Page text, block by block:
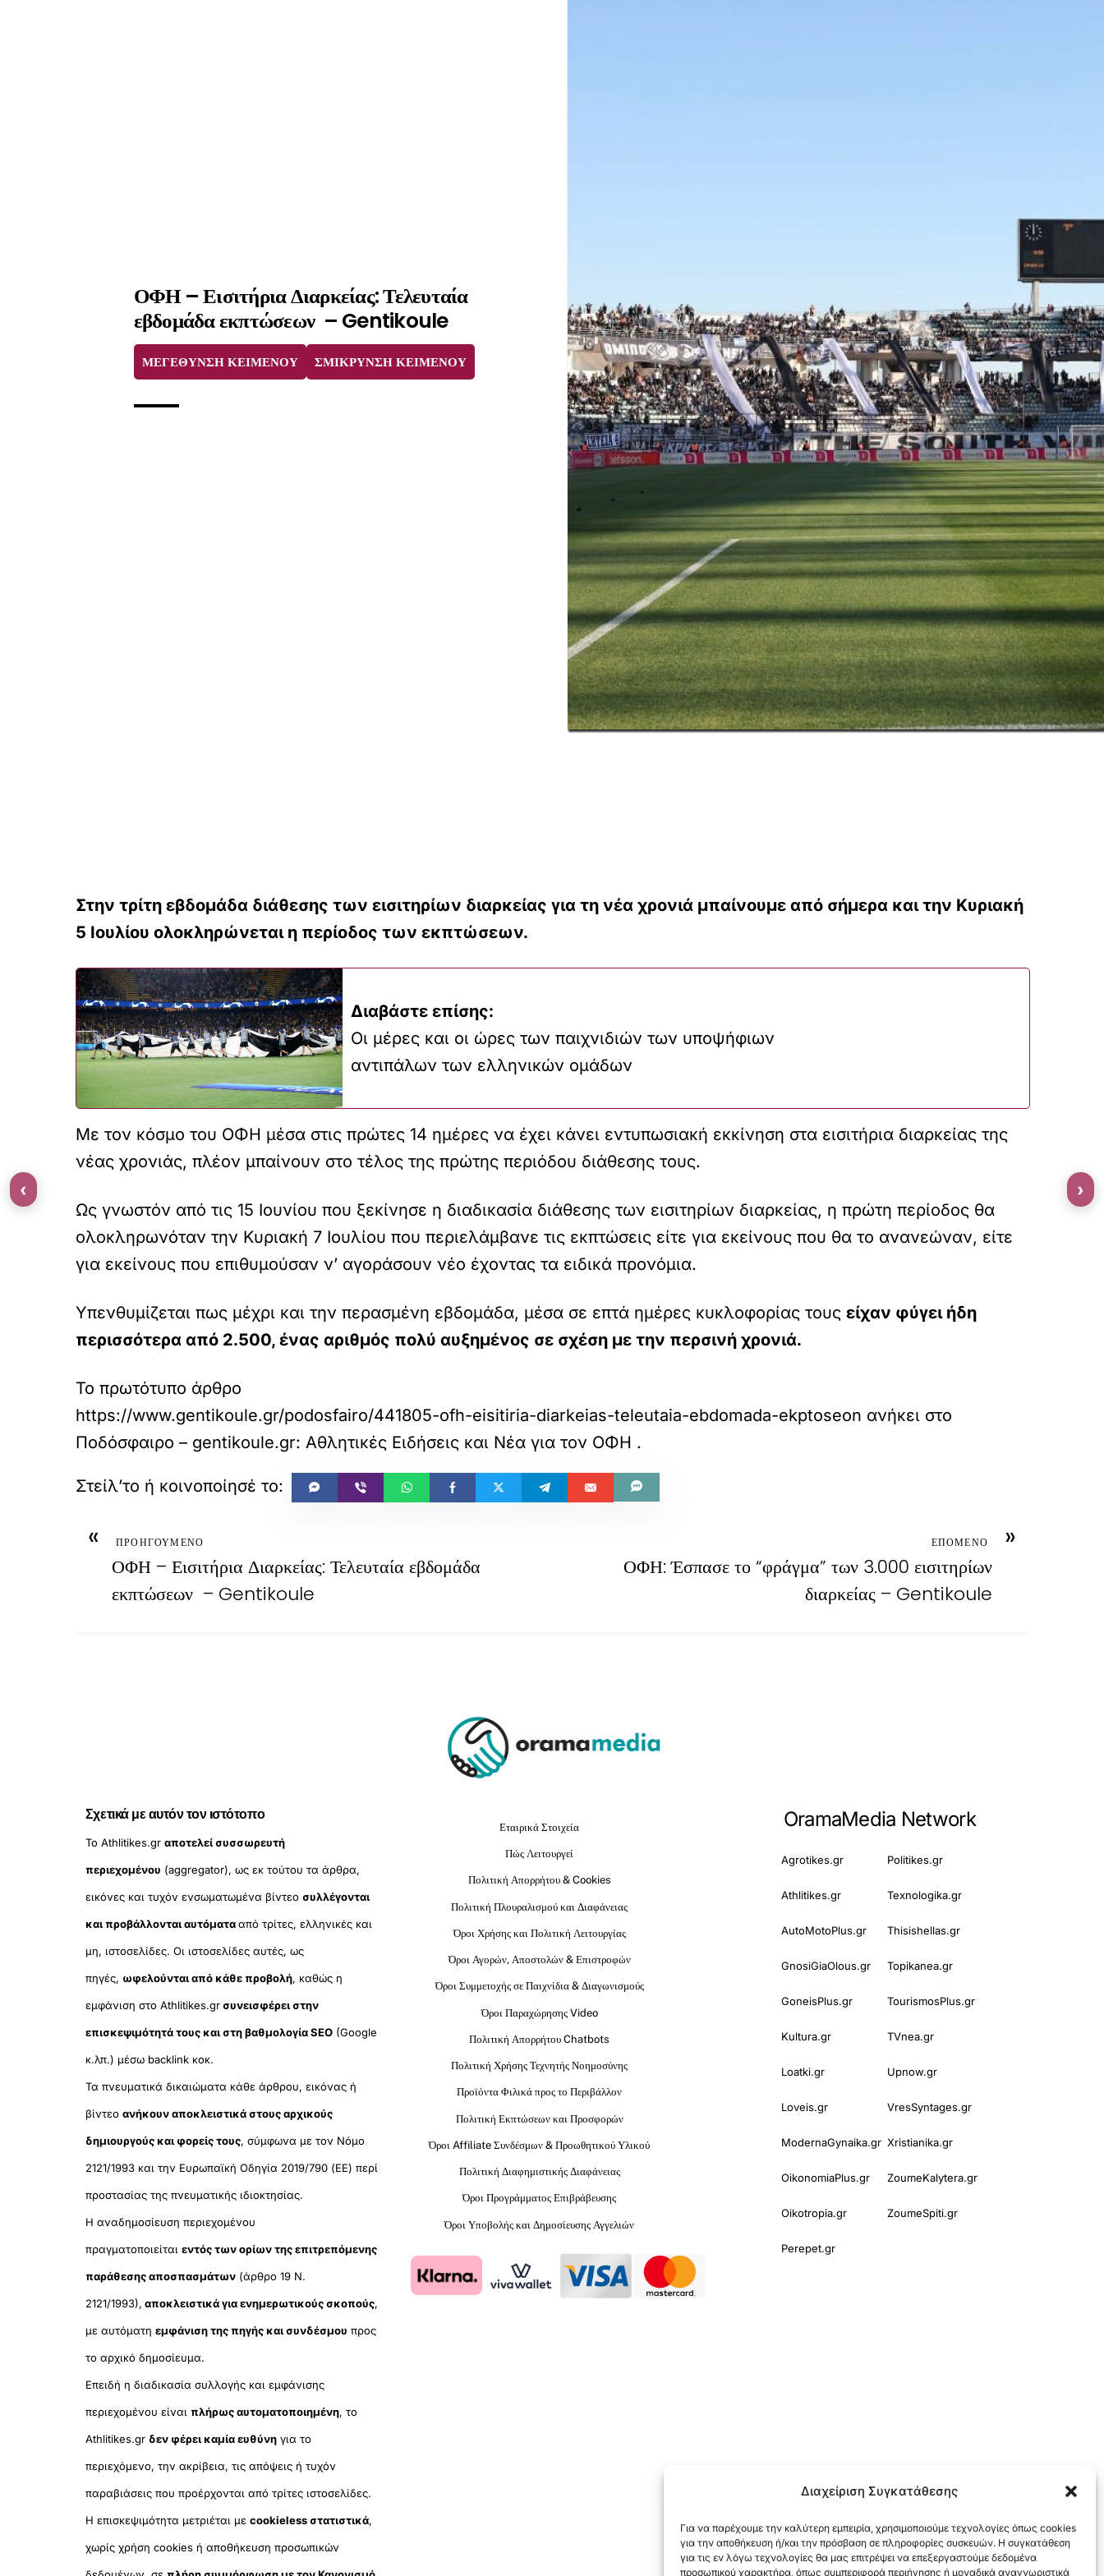
Διαχείριση Συγκατάθεσης
Για να παρέχουμε την καλύτερη εμπειρία, χρησιμοποιούμε τεχνολογίες όπως cookies
για την αποθήκευση ή/και την πρόσβαση σε πληροφορίες συσκευών. Η συγκατάθεση
για τις εν λόγω τεχνολογίες θα μας επιτρέψει να επεξεργαστούμε δεδομένα
προσωπικού χαρακτήρα, όπως συμπεριφορά περιήγησης ή μοναδικά αναγνωριστικά
ΟΦΗ – Εισιτήρια Διαρκείας: Τελευταία
εβδομάδα εκπτώσεων – Gentikoule
ΜΕΓΕΘΥΝΣΗ ΚΕΙΜΕΝΟΥ ΣΜΙΚΡΥΝΣΗ ΚΕΙΜΕΝΟΥ
Στην τρίτη εβδομάδα διάθεσης των εισιτηρίων διαρκείας για τη νέα χρονιά μπαίνουμε από σήμερα και την Κυριακή
5 Ιουλίου ολοκληρώνεται η περίοδος των εκπτώσεων.
Διαβάστε επίσης:
Οι μέρες και οι ώρες των παιχνιδιών των υποψήφιων
αντιπάλων των ελληνικών ομάδων
Με τον κόσμο του ΟΦΗ μέσα στις πρώτες 14 ημέρες να έχει κάνει εντυπωσιακή εκκίνηση στα εισιτήρια διαρκείας της
νέας χρονιάς, πλέον μπαίνουν στο τέλος της πρώτης περιόδου διάθεσης τους.
Ως γνωστόν από τις 15 Ιουνίου που ξεκίνησε η διαδικασία διάθεσης των εισιτηρίων διαρκείας, η πρώτη περίοδος θα
ολοκληρωνόταν την Κυριακή 7 Ιουλίου που περιελάμβανε τις εκπτώσεις είτε για εκείνους που θα το ανανεώναν, είτε
για εκείνους που επιθυμούσαν ν’ αγοράσουν νέο έχοντας τα ειδικά προνόμια.
Υπενθυμίζεται πως μέχρι και την περασμένη εβδομάδα, μέσα σε επτά ημέρες κυκλοφορίας τους είχαν φύγει ήδη
περισσότερα από 2.500, ένας αριθμός πολύ αυξημένος σε σχέση με την περσινή χρονιά.
Το πρωτότυπο άρθρο
https://www.gentikoule.gr/podosfairo/441805-ofh-eisitiria-diarkeias-teleutaia-ebdomada-ekptoseon ανήκει στο
Ποδόσφαιρο – gentikoule.gr: Αθλητικές Ειδήσεις και Νέα για τον ΟΦΗ .
« ΠΡΟΗΓΟΥΜΕΝΟ
ΟΦΗ – Εισιτήρια Διαρκείας: Τελευταία εβδομάδα
εκπτώσεων – Gentikoule
»
ΕΠΟΜΕΝΟ
ΟΦΗ: Έσπασε το “φράγμα” των 3.000 εισιτηρίων
διαρκείας – Gentikoule
Σχετικά με αυτόν τον ιστότοπο
Το Athlitikes.gr αποτελεί συσσωρευτή
περιεχομένου (aggregator), ως εκ τούτου τα άρθρα,
εικόνες και τυχόν ενσωματωμένα βίντεο συλλέγονται
και προβάλλονται αυτόματααπό τρίτες, ελληνικές και
μη, ιστοσελίδες. Οι ιστοσελίδες αυτές, ως
πηγές, ωφελούνται από κάθε προβολή, καθώς η
εμφάνιση στο Athlitikes.grσυνεισφέρει στην
επισκεψιμότητά τους και στη βαθμολογία SEO(Google
κ.λπ.) μέσω backlink κοκ.
Τα πνευματικά δικαιώματα κάθε άρθρου, εικόνας ή
βίντεο ανήκουν αποκλειστικά στους αρχικούς
δημιουργούς και φορείς τους, σύμφωνα με τον Νόμο
2121/1993 και την Ευρωπαϊκή Οδηγία 2019/790 (ΕΕ) περί
προστασίας της πνευματικής ιδιοκτησίας.
Η αναδημοσίευση περιεχομένου
πραγματοποιείται εντός των ορίων της επιτρεπόμενης
παράθεσης αποσπασμάτων(άρθρο 19 Ν.
2121/1993), αποκλειστικά για ενημερωτικούς σκοπούς,
με αυτόματη εμφάνιση της πηγής και συνδέσμου προς
το αρχικό δημοσίευμα.
Επειδή η διαδικασία συλλογής και εμφάνισης
περιεχομένου είναι πλήρως αυτοματοποιημένη, το
Athlitikes.gr δεν φέρει καμία ευθύνηγια το
περιεχόμενο, την ακρίβεια, τις απόψεις ή τυχόν
παραβιάσεις που προέρχονται από τρίτες ιστοσελίδες.
Η επισκεψιμότητα μετριέται με cookieless στατιστικά,
χωρίς χρήση cookies ή αποθήκευση προσωπικών
Εταιρικά Στοιχεία
Πώς Λειτουργεί
Πολιτική Απορρήτου & Cookies
Πολιτική Πλουραλισμού και Διαφάνειας
Όροι Χρήσης και Πολιτική Λειτουργίας
Όροι Αγορών, Αποστολών & Επιστροφών
Όροι Συμμετοχής σε Παιχνίδια & Διαγωνισμούς
Όροι Παραχώρησης Video
Πολιτική Απορρήτου Chatbots
Πολιτική Χρήσης Τεχνητής Νοημοσύνης
Προϊόντα Φιλικά προς το Περιβάλλον
Πολιτική Εκπτώσεων και Προσφορών
Όροι Affiliate Συνδέσμων & Προωθητικού Υλικού
Πολιτική Διαφημιστικής Διαφάνειας
Όροι Προγράμματος Επιβράβευσης
Όροι Υποβολής και Δημοσίευσης Αγγελιών
OramaMedia Network
Agrotikes.gr Politikes.gr
Athlitikes.gr Texnologika.gr
AutoMotoPlus.gr Thisishellas.gr
GnosiGiaOlous.gr Topikanea.gr
GoneisPlus.gr TourismosPlus.gr
Kultura.gr TVnea.gr
Loatki.gr Upnow.gr
Loveis.gr VresSyntages.gr
ModernaGynaika.gr Xristianika.gr
OikonomiaPlus.gr ZoumeKalytera.gr
Oikotropia.gr ZoumeSpiti.gr
Perepet.gr
‹ ›